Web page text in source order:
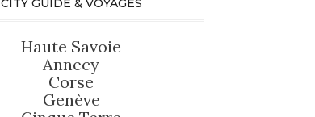
CITY GUIDE & VOYAGES
Haute Savoie
Annecy
Corse
Genève